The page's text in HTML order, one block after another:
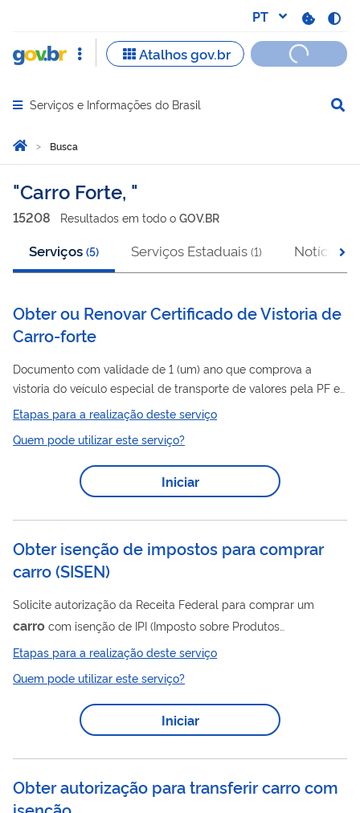
Abrir menu principal de navegação
Serviços e Informações do Brasil
Você está aqui:
Página Inicial
Busca
Busca
Carro Forte,
15208 Resultados em todo o GOV.BR
Serviços (5) Serviços Estaduais (1) Notícias
Obter ou Renovar Certificado de Vistoria de
Carro-forte
Documento com validade de 1 (um) ano que comprova a
vistoria do veículo especial de transporte de valores pela PF e
autoriza o seu uso pelas empresas de transporte de valores.
Etapas para a realização deste serviço
Quem pode utilizar este serviço?
Iniciar
Obter isenção de impostos para comprar
carro(SISEN)
Solicite autorização da Receita Federal para comprar um
carro com isenção de IPI (Imposto sobre Produtos
Industrializados) e/ou IOF (Imposto sobre Operações
Financeiras). Pessoas com deficiência física, visual, auditiva,
mental severa ou profunda, ou transtorno do espectro autista
podem obter a isenção de IPI, para um únicocarro
(três) anos. Motoristas profissionais (taxistas) podem solicitar a
carros com motor de...
Etapas para a realização deste serviço
Quem pode utilizar este serviço?
Iniciar
Obter autorização para transferir carro com